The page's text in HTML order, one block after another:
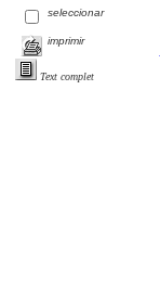
seleccionar
imprimir
Text complet